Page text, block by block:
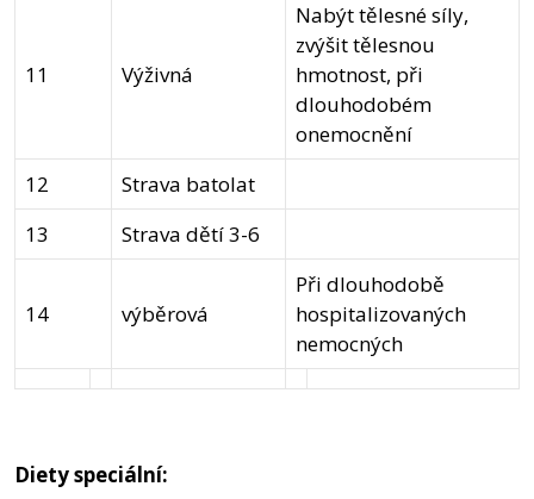
11 Výživná
Nabýt tělesné síly,
zvýšit tělesnou
hmotnost, při
dlouhodobém
onemocnění
12
Strava batolat
13
Strava dětí 3-6
14 výběrová
Při dlouhodobě
hospitalizovaných
nemocných
Diety speciální: